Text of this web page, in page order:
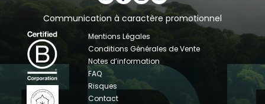
Mentions Légales
Conditions Générales de Vente
Notes d’information
FAQ
Risques
Contact
Communication à caractère promotionnel